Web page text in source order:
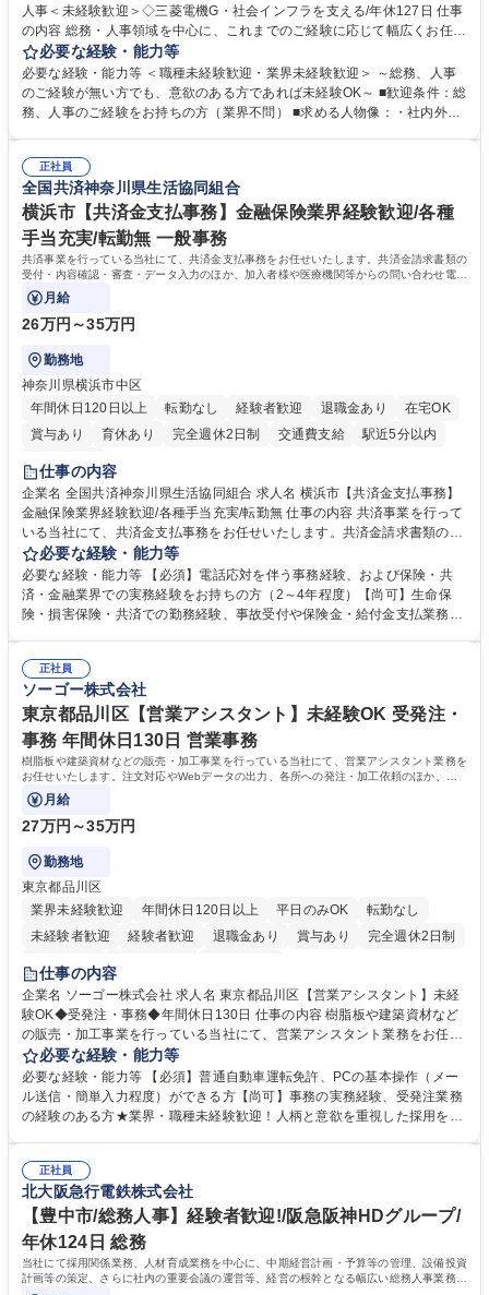
人事＜未経験歓迎＞◇三菱電機G・社会インフラを支える/年休127日 仕事
の内容 総務・人事領域を中心に、これまでのご経験に応じて幅広くお任せ
します。 ＜具体的には＞ ・総務/人事労務（給与・社保・勤怠管理など）
・採用・教育研修 ・福利厚生運用 など ※基本的には事務所勤務ですが、
採用や教育等の業務内容により、関西圏以外への日帰り・宿泊を伴う国内
出張もございます。 ※担当業務を持ちつつ、お互いに助け合いながら、総
必要な経験・能力等
必要な経験・能力等 ＜職種未経験歓迎・業界未経験歓迎＞ ～総務、人事
のご経験が無い方でも、意欲のある方であれば未経験OK～ ■歓迎条件：総
務、人事のご経験をお持ちの方（業界不問） ■求める人物像：・社内外の
正社員
全国共済神奈川県生活協同組合
横浜市【共済金支払事務】金融保険業界経験歓迎/各種
手当充実/転勤無 一般事務
共済事業を行っている当社にて、共済金支払事務をお任せいたします。共済金請求書類の
受付・内容確認・審査・データ入力のほか、加入者様や医療機関等からの問い合わせ電話
対応や書類発送等を担当します。
月給
26万円～35万円
勤務地
神奈川県横浜市中区
年間休日120日以上
転勤なし 経験者歓迎 退職金あり
在宅OK
賞与あり
育休あり 完全週休2日制 交通費支給
駅近5分以内
土日祝休み
仕事の内容
企業名 全国共済神奈川県生活協同組合 求人名 横浜市【共済金支払事務】
金融保険業界経験歓迎/各種手当充実/転勤無 仕事の内容 共済事業を行って
いる当社にて、共済金支払事務をお任せいたします。共済金請求書類の受
付・内容確認・審査・データ入力のほか、加入者様や医療機関等からの問
い合わせ電話対応や書類発送等を担当します。 ■共済金請求書類の受付、
内容確認、および共済金支払に関する審査・事務処理業務全般を担当 ■専
用システムへのデータ入力、各種必要書類の作成・発送作業 ■加入者様や
指定する業務 募集職種 横浜市【共済金支払事務】金融保険業界経験歓迎/
各種手当充実/転勤無
必要な経験・能力等
必要な経験・能力等 【必須】電話応対を伴う事務経験、および保険・共
済・金融業界での実務経験をお持ちの方（2～4年程度）【尚可】生命保
険・損害保険・共済での勤務経験、事故受付や保険金・給付金支払業務経
務へのキャリアチェンジ希望者も大歓迎です！ 学歴・資格 学歴：大学院
大学 高専 短大 専修学校 高校 語学力： 資格：
正社員
ソーゴー株式会社
東京都品川区【営業アシスタント】未経験OK 受発注・
事務 年間休日130日 営業事務
樹脂板や建築資材などの販売・加工事業を行っている当社にて、営業アシスタント業務を
お任せいたします。注文対応やWebデータの出力、各所への発注・加工依頼のほか、電
話・メール対応等の事務業務を担当します。
月給
27万円～35万円
勤務地
東京都品川区
業界未経験歓迎
年間休日120日以上 平日のみOK
転勤なし
未経験者歓迎
経験者歓迎 退職金あり 賞与あり
完全週休2日制
交通費支給
仕事の内容
企業名 ソーゴー株式会社 求人名 東京都品川区【営業アシスタント】未経
験OK◆受発注・事務◆年間休日130日 仕事の内容 樹脂板や建築資材など
の販売・加工事業を行っている当社にて、営業アシスタント業務をお任せ
いたします。注文対応やWebデータの出力、各所への発注・加工依頼のほ
か、電話・メール対応等の事務業務を担当します。 ■受注・発注業務：FA
Xによる注文対応、Web発注データのプリントアウト、各仕入先・協力会
社への発注および加工依頼等 ■納品書・請求書の作成および発送手配 ■商
当社の指定する業務 募集職種 東京都品川区【営業アシスタント】未経験O
K◆受発注・事務◆年間休日130日
必要な経験・能力等
必要な経験・能力等 【必須】普通自動車運転免許、PCの基本操作（メー
ル送信・簡単入力程度）ができる方【尚可】事務の実務経験、受発注業務
の経験のある方★業界・職種未経験歓迎！人柄と意欲を重視した採用を行
変化に臨機応変かつ柔軟に対応できる方、約束を守り正確に作業を進めら
れる方を求めています。高度なPCスキルや関数知識は一切不要です。丁
寧な指導体制が整っているため、安心してお仕事をスタートしていただけ
ます。 学歴・資格 学歴：大学院 大学 高専 短大 専修学校 高校 語学力：
資格：
正社員
北大阪急行電鉄株式会社
【豊中市/総務人事】経験者歓迎!/阪急阪神HDグループ/
年休124日 総務
当社にて採用関係業務、人材育成業務を中心に、中期経営計画・予算等の管理、設備投資
計画等の策定、さらに社内の重要会議の運営等、経営の根幹となる幅広い総務人事業務全